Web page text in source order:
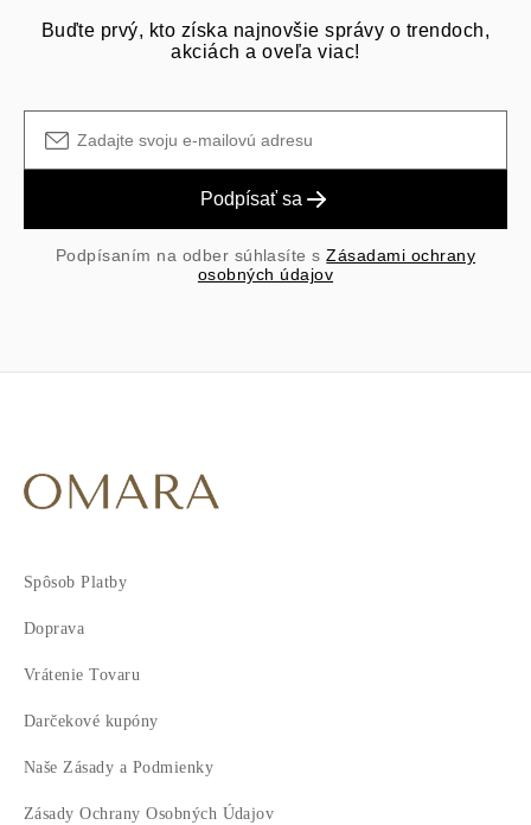
Buďte prvý, kto získa najnovšie správy o trendoch,
akciách a oveľa viac!
Podpísať sa
Podpísaním na odber súhlasíte sZásadami ochrany
osobných údajov
Spôsob Platby
Doprava
Vrátenie Tovaru
Darčekové kupóny
Naše Zásady a Podmienky
Zásady Ochrany Osobných Údajov